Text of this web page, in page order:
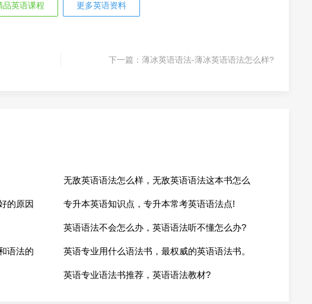
品英语课程 更多英语资料
下一篇： 薄冰英语语法-薄冰英语语法怎么样?
无敌英语语法怎么样，无敌英语语法这本书怎么
的原因 专升本英语知识点，专升本常考英语语法点!
英语语法不会怎么办，英语语法听不懂怎么办?
语法的 英语专业用什么语法书，最权威的英语语法书。
英语专业语法书推荐，英语语法教材?